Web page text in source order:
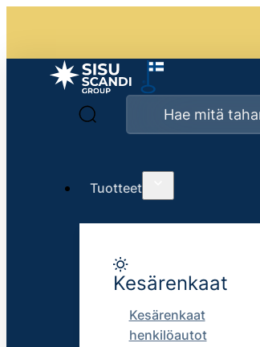
Tuotteet
Kesärenkaat
Kesärenkaat
henkilöautot